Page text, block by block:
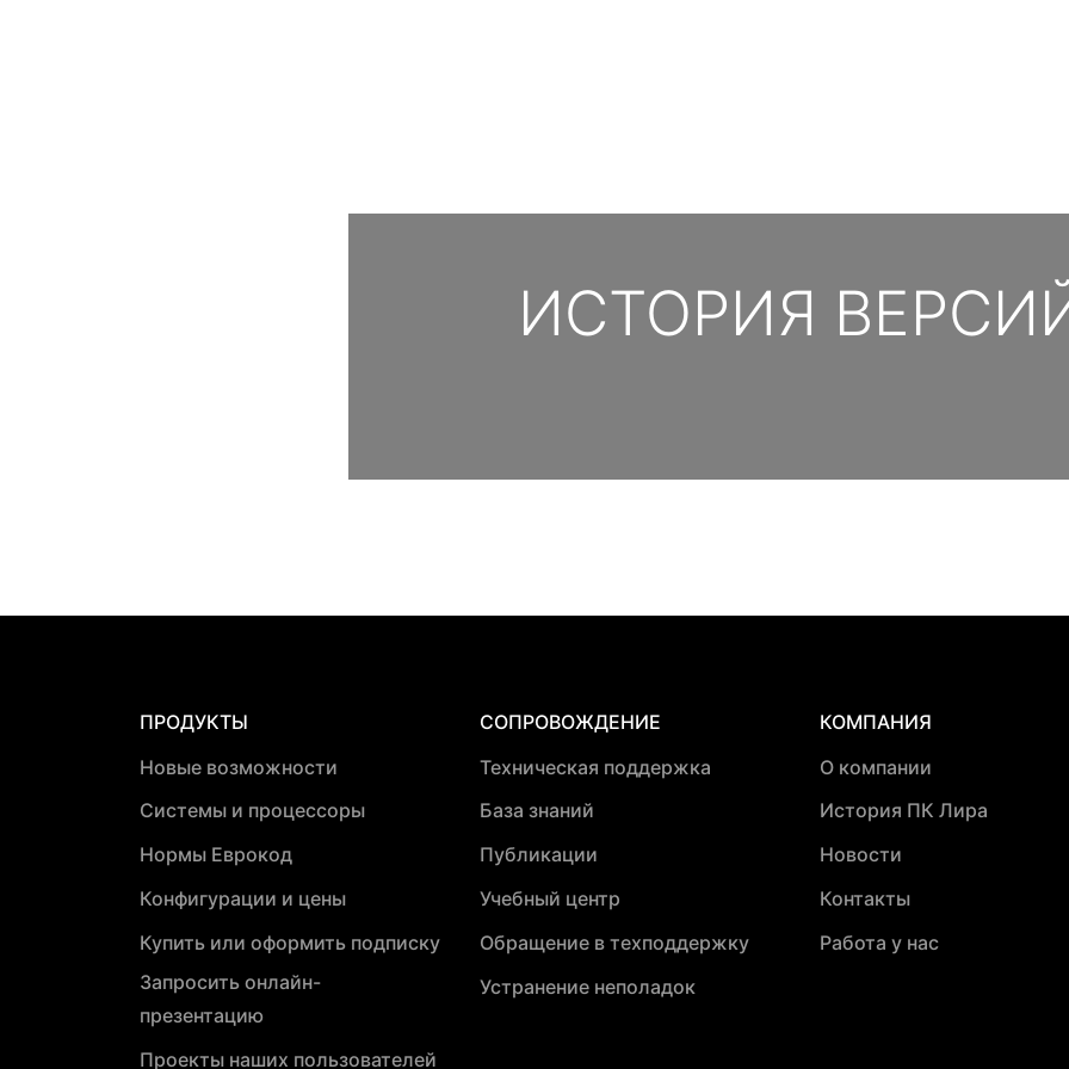
ИСТОРИЯ
ПРОДУКТЫ
Новые возможности
Системы и процессоры
Нормы Еврокод
Конфигурации и цены
Купить или оформить подписку
Запросить онлайн-
презентацию
Проекты наших пользователей
СОПРОВОЖДЕНИЕ
Техническая поддержка
База знаний
Публикации
Учебный центр
Обращение в техподдержку
Устранение неполадок
КОМПАНИЯ
О компании
История ПК Лира
Новости
Контакты
Работа у нас